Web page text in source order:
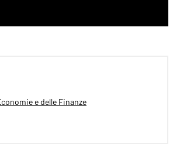
e delle Finanze